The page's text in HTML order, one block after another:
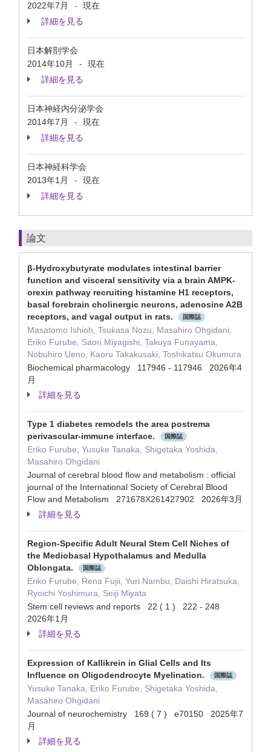
2022年7月
-
現在
詳細を見る
日本解剖学会
2014年10月
-
現在
詳細を見る
日本神経内分泌学会
2014年7月
-
現在
詳細を見る
日本神経科学会
2013年1月
-
現在
詳細を見る
論文
β-Hydroxybutyrate modulates intestinal barrier
function and visceral sensitivity via a brain AMPK-
orexin pathway recruiting histamine H1 receptors,
basal forebrain cholinergic neurons, adenosine A2B
receptors, and vagal output in rats.
国際誌
Masatomo Ishioh, Tsukasa Nozu, Masahiro Ohgidani,
Eriko Furube, Saori Miyagishi, Takuya Funayama,
Nobuhiro Ueno, Kaoru Takakusaki, Toshikatsu Okumura
Biochemical pharmacology 117946 - 117946 2026年4
月
詳細を見る
Type 1 diabetes remodels the area postrema
perivascular-immune interface.
国際誌
Eriko Furube, Yusuke Tanaka, Shigetaka Yoshida,
Masahiro Ohgidani
Journal of cerebral blood flow and metabolism : official
journal of the International Society of Cerebral Blood
Flow and Metabolism 271678X261427902 2026年3月
詳細を見る
Region-Specific Adult Neural Stem Cell Niches of
the Mediobasal Hypothalamus and Medulla
Oblongata.
国際誌
Eriko Furube, Rena Fujii, Yuri Nambu, Daishi Hiratsuka,
Ryoichi Yoshimura, Seiji Miyata
Stem cell reviews and reports 22 ( 1 ) 222 - 248
2026年1月
詳細を見る
Expression of Kallikrein in Glial Cells and Its
Influence on Oligodendrocyte Myelination.
国際誌
Yusuke Tanaka, Eriko Furube, Shigetaka Yoshida,
Masahiro Ohgidani
Journal of neurochemistry 169 ( 7 ) e70150 2025年7
月
詳細を見る